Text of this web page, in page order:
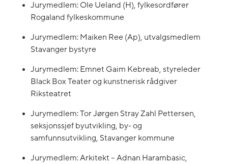
Jurymedlem: Ole Ueland (H), fylkesordfører
Rogaland fylkeskommune
Jurymedlem: Maiken Ree (Ap), utvalgsmedlem
Stavanger bystyre
Jurymedlem: Emnet Gaim Kebreab, styreleder
Black Box Teater og kunstnerisk rådgiver
Riksteatret
Jurymedlem: Tor Jørgen Stray Zahl Pettersen,
seksjonssjef byutvikling, by- og
samfunnsutvikling, Stavanger kommune
Jurymedlem: Arkitekt – Adnan Harambasic,